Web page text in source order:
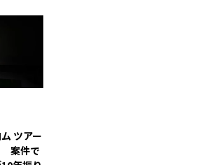
ツアー
案件で